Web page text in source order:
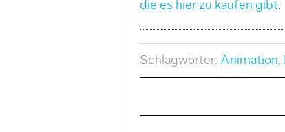
die es hier zu kaufen gibt.
Schlagwörter: Animation,